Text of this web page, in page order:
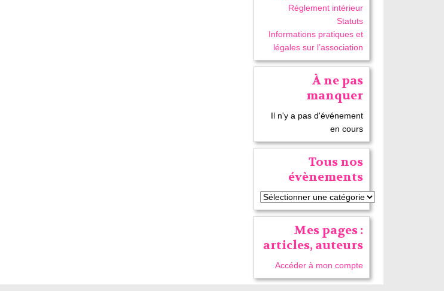
Réglement intérieur
Statuts
Informations pratiques et
légales sur l’association
À ne pas
manquer
Il n'y a pas d'événement
en cours
Tous nos
évènements
Mes pages :
articles, auteurs
Accéder à mon compte